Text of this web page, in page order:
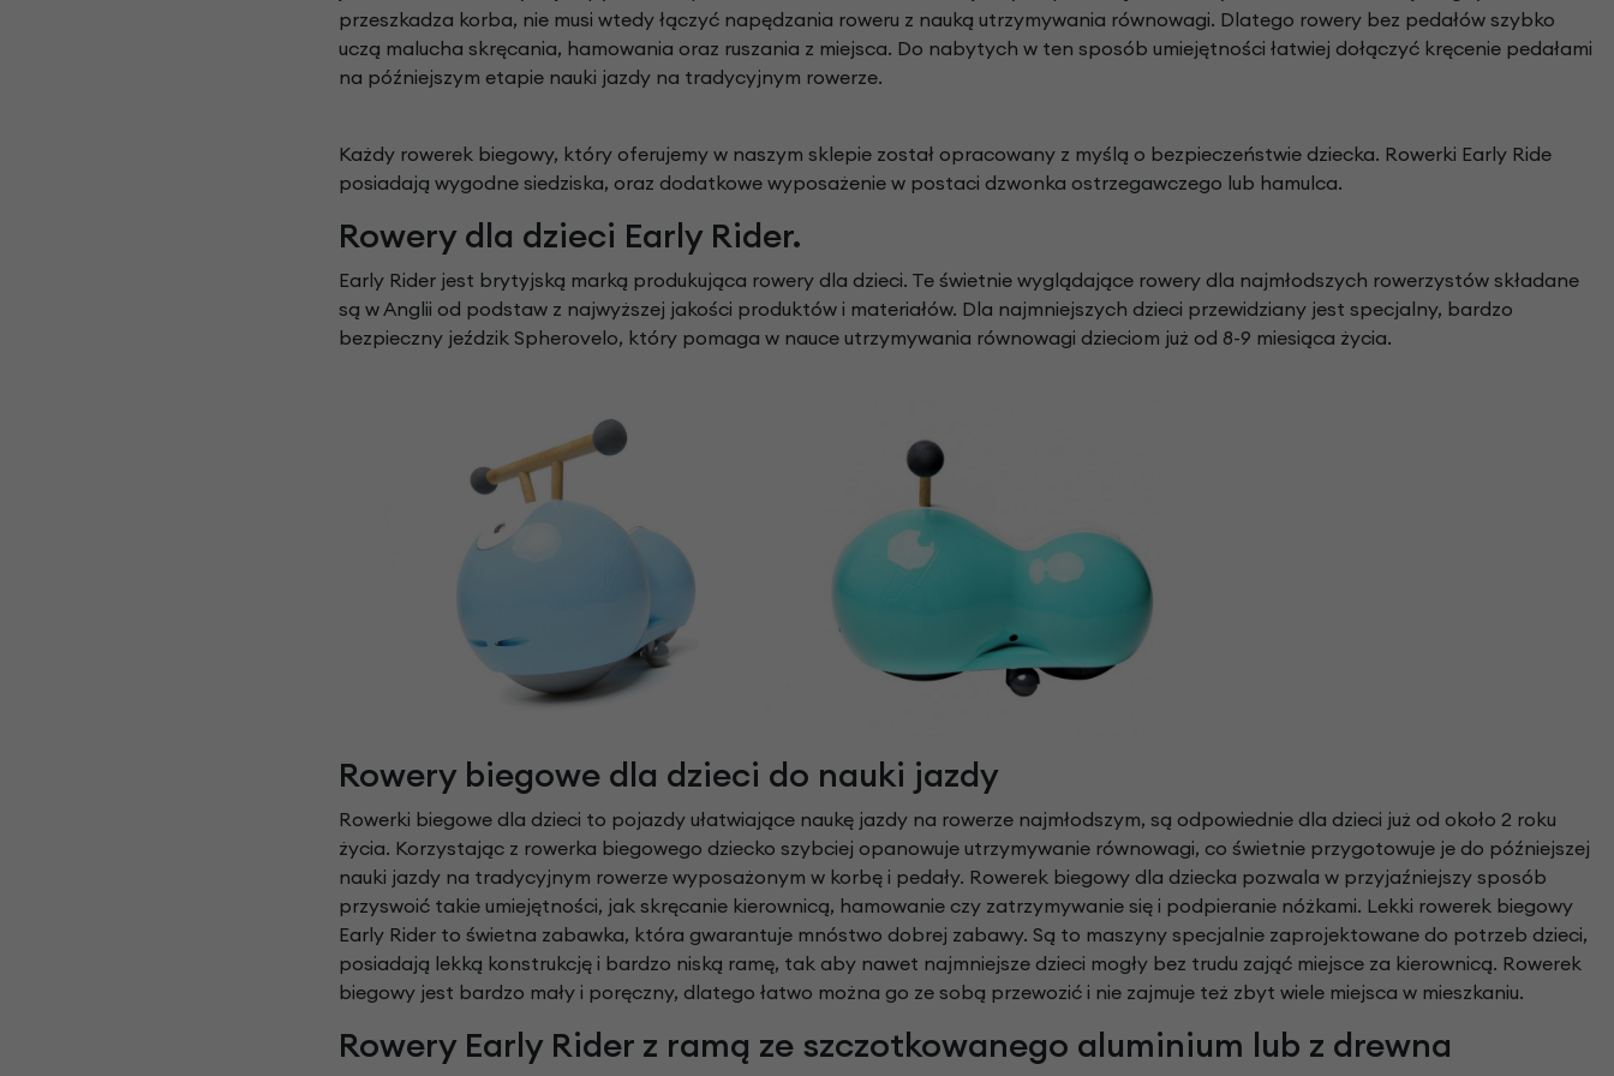
przeszkadza korba, nie musi wtedy łączyć napędzania roweru z nauką utrzymywania równowagi. Dlatego rowery bez pedałów szybko
uczą malucha skręcania, hamowania oraz ruszania z miejsca. Do nabytych w ten sposób umiejętności łatwiej dołączyć kręcenie pedałami
na późniejszym etapie nauki jazdy na tradycyjnym rowerze.
Każdy rowerek biegowy, który oferujemy w naszym sklepie został opracowany z myślą o bezpieczeństwie dziecka. Rowerki Early Ride
posiadają wygodne siedziska, oraz dodatkowe wyposażenie w postaci dzwonka ostrzegawczego lub hamulca.
Rowery dla dzieci Early Rider.
Early Rider jest brytyjską marką produkująca rowery dla dzieci. Te świetnie wyglądające rowery dla najmłodszych rowerzystów składane
są w Anglii od podstaw z najwyższej jakości produktów i materiałów. Dla najmniejszych dzieci przewidziany jest specjalny, bardzo
bezpieczny jeździk Spherovelo, który pomaga w nauce utrzymywania równowagi dzieciom już od 8-9 miesiąca życia.
Rowery biegowe dla dzieci do nauki jazdy
Rowerki biegowe dla dzieci to pojazdy ułatwiające naukę jazdy na rowerze najmłodszym, są odpowiednie dla dzieci już od około 2 roku
życia. Korzystając z rowerka biegowego dziecko szybciej opanowuje utrzymywanie równowagi, co świetnie przygotowuje je do późniejszej
nauki jazdy na tradycyjnym rowerze wyposażonym w korbę i pedały. Rowerek biegowy dla dziecka pozwala w przyjaźniejszy sposób
przyswoić takie umiejętności, jak skręcanie kierownicą, hamowanie czy zatrzymywanie się i podpieranie nóżkami. Lekki rowerek biegowy
Early Rider to świetna zabawka, która gwarantuje mnóstwo dobrej zabawy. Są to maszyny specjalnie zaprojektowane do potrzeb dzieci,
posiadają lekką konstrukcję i bardzo niską ramę, tak aby nawet najmniejsze dzieci mogły bez trudu zająć miejsce za kierownicą. Rowerek
biegowy jest bardzo mały i poręczny, dlatego łatwo można go ze sobą przewozić i nie zajmuje też zbyt wiele miejsca w mieszkaniu.
Rowery Early Rider z ramą ze szczotkowanego aluminium lub z drewna